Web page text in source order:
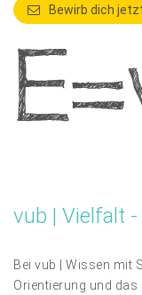
Bewirb dich
vub | Vielfalt
Bei vub | Wissen mit
Orientierung und das